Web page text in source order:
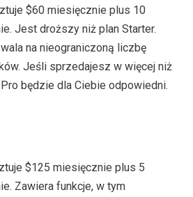
$60 miesięcznie plus 10
Jest droższy niż plan Starter.
na nieograniczoną liczbę
Jeśli sprzedajesz w więcej niż
Pro będzie dla Ciebie odpowiedni.
$125 miesięcznie plus 5
Zawiera funkcje, w tym